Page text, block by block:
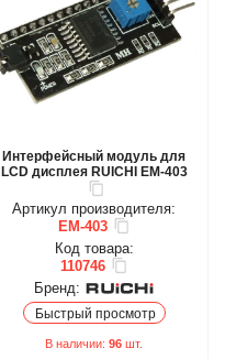
Интерфейсный модуль для
LCD дисплея RUICHI EM-403
Артикул производителя:
EM-403
Код товара:
110746
Бренд:
Быстрый просмотр
В наличии: 96 шт.